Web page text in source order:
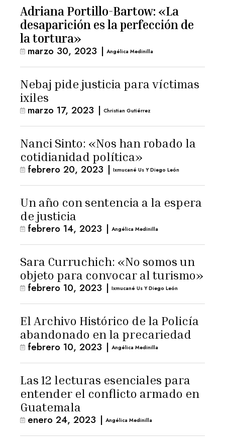
Adriana Portillo-Bartow: «La
desaparición es la perfección de
la tortura»
marzo 30, 2023 | Angélica Medinilla
Nebaj pide justicia para víctimas
ixiles
marzo 17, 2023 | Christian Gutiérrez
Nanci Sinto: «Nos han robado la
cotidianidad política»
febrero 20, 2023 | Ixmucané Us Y Diego León
Un año con sentencia a la espera
de justicia
febrero 14, 2023 | Angélica Medinilla
Sara Curruchich: «No somos un
objeto para convocar al turismo»
febrero 10, 2023 | Ixmucané Us Y Diego León
El Archivo Histórico de la Policía
abandonado en la precariedad
febrero 10, 2023 | Angélica Medinilla
Las 12 lecturas esenciales para
entender el conflicto armado en
Guatemala
enero 24, 2023 | Angélica Medinilla